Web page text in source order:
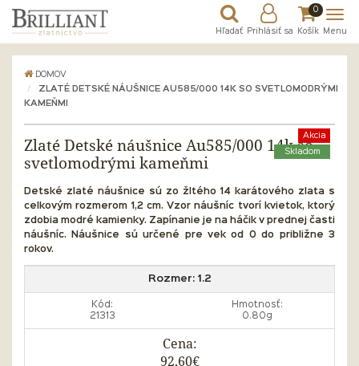
Hľadať Prihlásiť sa
0
Košík Menu
DOMOV
ZLATÉ DETSKÉ NÁUŠNICE AU585/000 14K SO SVETLOMODRÝMI
KAMEŇMI
Akcia
Skladom
Zlaté Detské náušnice Au585/000 14k so
svetlomodrými kameňmi
Detské zlaté náušnice sú zo žltého 14 karátového zlata s
celkovým rozmerom 1,2 cm. Vzor náušníc tvorí kvietok, ktorý
zdobia modré kamienky. Zapínanie je na háčik v prednej časti
náušníc.
Náušnice sú určené pre vek od 0 do približne 3
rokov.
Rozmer: 1.2
Kód:
21313
Hmotnosť:
0.80g
Cena:
92,60€